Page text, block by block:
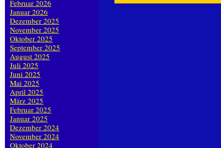
Februar 2026
Januar 2026
Dezember 2025
November 2025
Oktober 2025
September 2025
August 2025
Juli 2025
Juni 2025
Mai 2025
April 2025
März 2025
Februar 2025
Januar 2025
Dezember 2024
November 2024
Oktober 2024